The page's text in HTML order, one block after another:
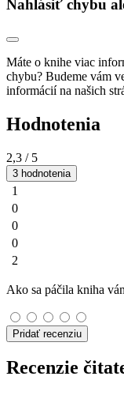
Nahlásiť chybu
Máte o knihe viac
chybu? Budeme vám
informácií na našich
Hodnotenia
2,3 / 5
3 hodnotenia
1
0
0
0
2
Ako sa páčila kniha
Pridať recenziu
Recenzie